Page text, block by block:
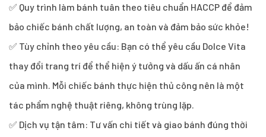
✅ Quy trình làm bánh tuân theo tiêu chuẩn HACCP để đảm
bảo chiếc bánh chất lượng, an toàn và đảm bảo sức khỏe!
✅ Tùy chỉnh theo yêu cầu: Bạn có thể yêu cầu Dolce Vita
thay đổi trang trí để thể hiện ý tưởng và dấu ấn cá nhân
của mình. Mỗi chiếc bánh thực hiện thủ công nên là một
tác phẩm nghệ thuật riêng, không trùng lặp.
✅ Dịch vụ tận tâm: Tư vấn chi tiết và giao bánh đúng thời